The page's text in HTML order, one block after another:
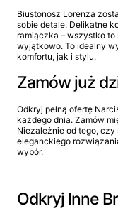
Biustonosz Lorenza
sobie detale. Delikatne
ramiączka – wszystko
wyjątkowo. To idealny
komfortu, jak i stylu.
Zamów już
Odkryj pełną ofertę
każdego dnia. Zamów
Niezależnie od tego,
eleganckiego
wybór.
Odkryj Inne